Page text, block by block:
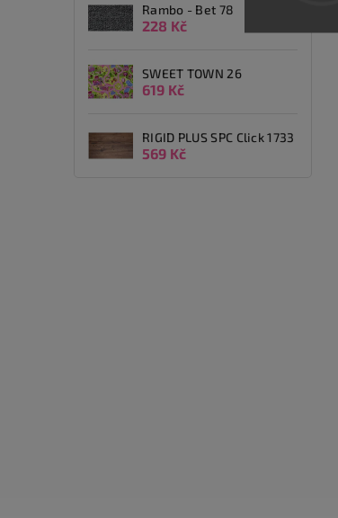
Rambo - Bet 78
228 Kč
SWEET TOWN 26
619 Kč
RIGID PLUS SPC Click 1733
569 Kč